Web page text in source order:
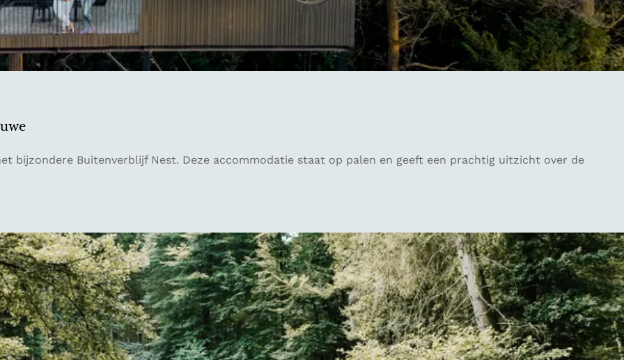
bijzondere Buitenverblijf Nest. Deze accommodatie staat op palen en geeft een prachtig uitzicht over de